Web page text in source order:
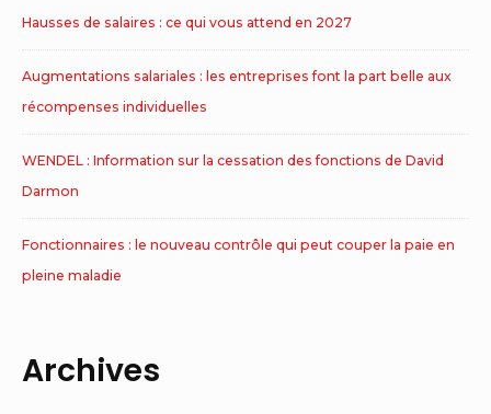
Hausses de salaires : ce qui vous attend en 2027
Augmentations salariales : les entreprises font la part belle aux
récompenses individuelles
WENDEL : Information sur la cessation des fonctions de David
Darmon
Fonctionnaires : le nouveau contrôle qui peut couper la paie en
pleine maladie
Archives